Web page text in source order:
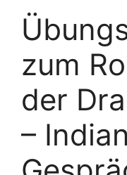
zum
der
–